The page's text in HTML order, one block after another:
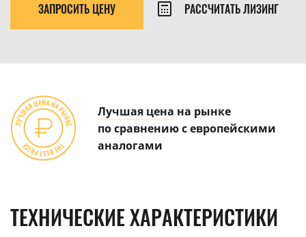
ЗАПРОСИТЬ ЦЕНУ РАССЧИТАТЬ ЛИЗИНГ
Лучшая цена на рынке
по сравнению с европейскими
аналогами
ТЕХНИЧЕСКИЕ ХАРАКТЕРИСТИКИ